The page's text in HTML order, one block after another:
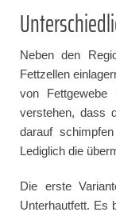
Neben den
Fettzellen
von
verstehen, dass
darauf
Lediglich die
Die erste
Unterhautfett. Es